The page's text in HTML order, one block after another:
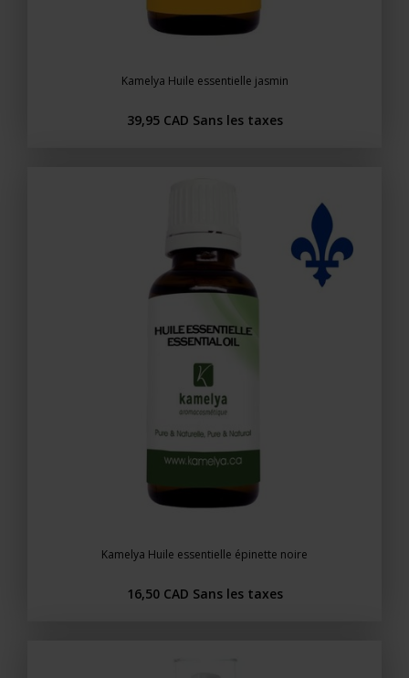
Kamelya Huile essentielle jasmin
39,95 CAD Sans les taxes
Kamelya Huile essentielle épinette noire
16,50 CAD Sans les taxes